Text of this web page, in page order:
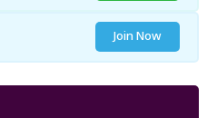
Join Now